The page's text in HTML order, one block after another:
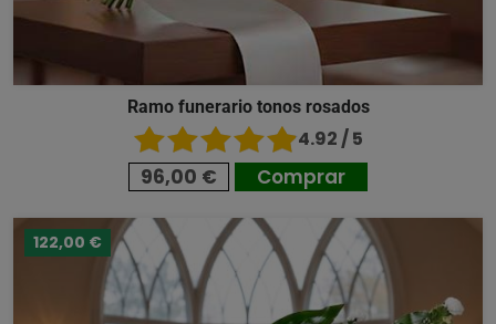
Ramo funerario tonos rosados
4.92 / 5
96,00 € Comprar
122,00 €